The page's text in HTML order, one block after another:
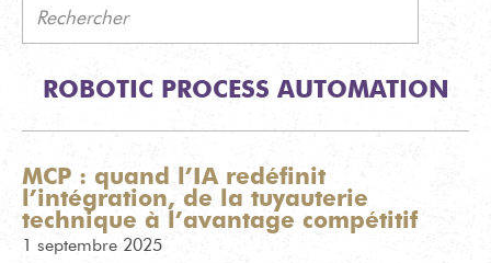
Rechercher
ROBOTIC PROCESS AUTOMATION
MCP : quand l’IA redéfinit
l’intégration, de la tuyauterie
technique à l’avantage compétitif
1 septembre 2025